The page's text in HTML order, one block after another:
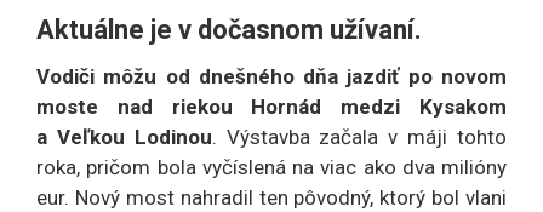
Aktuálne je v dočasnom užívaní.
Vodiči môžu od dnešného dňa jazdiť po novom
moste nad riekou Hornád medzi Kysakom
a Veľkou Lodinou. Výstavba začala v máji tohto
roka, pričom bola vyčíslená na viac ako dva milióny
eur. Nový most nahradil ten pôvodný, ktorý bol vlani